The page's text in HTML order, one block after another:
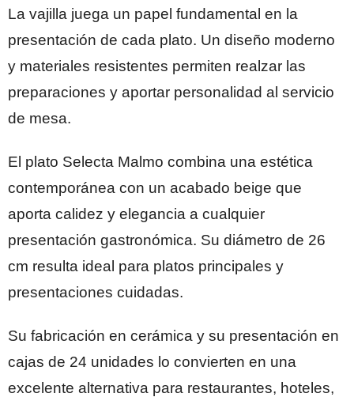
La vajilla juega un papel fundamental en la
presentación de cada plato. Un diseño moderno
y materiales resistentes permiten realzar las
preparaciones y aportar personalidad al servicio
de mesa.
El plato Selecta Malmo combina una estética
contemporánea con un acabado beige que
aporta calidez y elegancia a cualquier
presentación gastronómica. Su diámetro de 26
cm resulta ideal para platos principales y
presentaciones cuidadas.
Su fabricación en cerámica y su presentación en
cajas de 24 unidades lo convierten en una
excelente alternativa para restaurantes, hoteles,